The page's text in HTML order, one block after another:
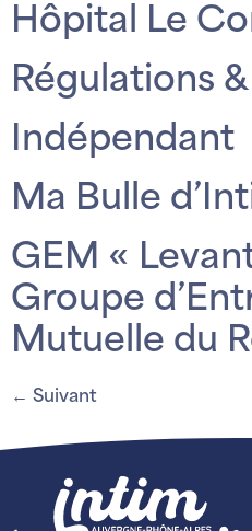
Hôpital Le
Régulations
Indépendant
Ma Bulle
GEM «
Groupe
Mutuelle du
← Suivant